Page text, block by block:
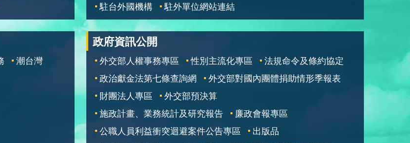
駐台外國機構
駐外單位網站連結
潮台灣
政府資訊公開
外交部人權事務專區 性別主流化專區
法規命令及條約協定
政治獻金法第七條查詢網
外交部對國內團體捐助情形季報表
財團法人專區
外交部預決算
施政計畫、業務統計及研究報告
廉政會報專區
公職人員利益衝突迴避案件公告專區
出版品